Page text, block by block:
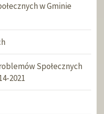
w Gminie
Społecznych
2021